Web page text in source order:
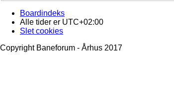
Boardindeks
Alle tider er UTC+02:00
Slet cookies
Copyright Baneforum - Århus 2017